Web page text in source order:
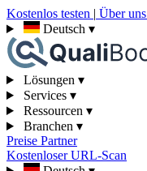
Kostenlos testen | Über uns
Deutsch ▾
Lösungen ▾
Services ▾
Ressourcen ▾
Branchen ▾
Preise Partner
Kostenloser URL-Scan